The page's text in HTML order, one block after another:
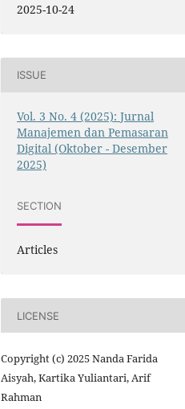
2025-10-24
ISSUE
Vol. 3 No. 4 (2025): Jurnal
Manajemen dan Pemasaran
Digital (Oktober - Desember
2025)
SECTION
Articles
LICENSE
Copyright (c) 2025 Nanda Farida
Aisyah, Kartika Yuliantari, Arif
Rahman